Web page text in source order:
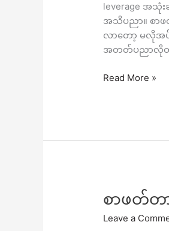
leverage အသုံ
အသိပညာ။ စာ
လာတော့ မလိုအ
အတတ်ပညာလိုတယ်
Read More »
စာဖတ်
Leave a
စာ
တာက